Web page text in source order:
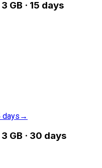
GB · 15 days
days →
GB · 30 days